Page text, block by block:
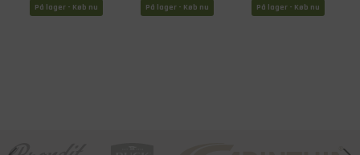
På lager - Køb nu På lager - Køb nu På lager - Køb nu